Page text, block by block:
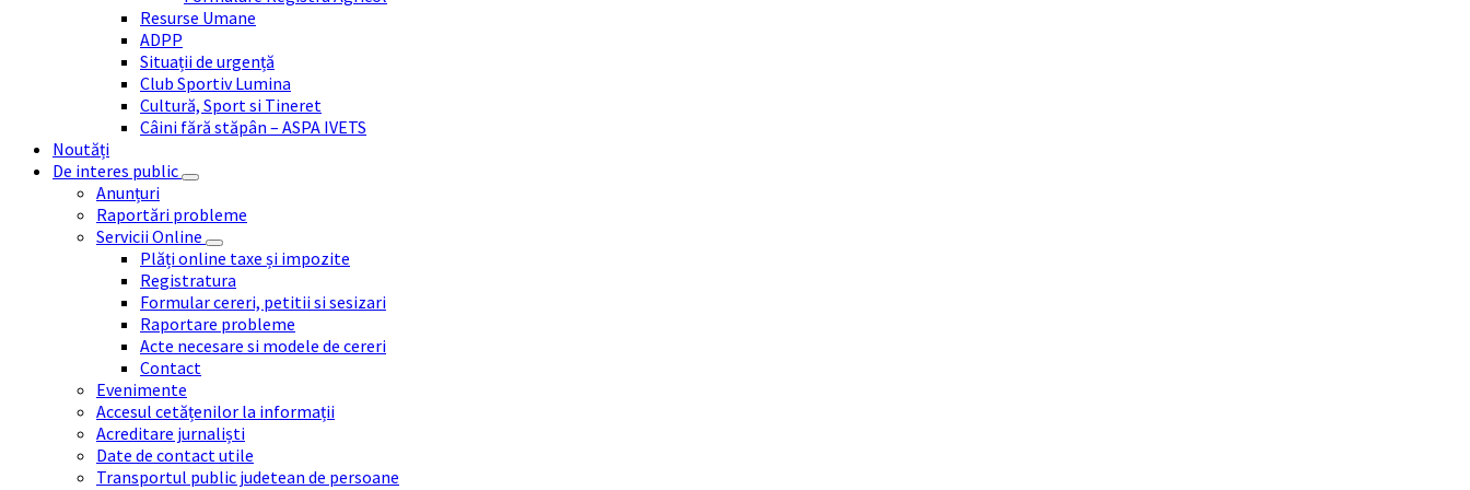
Resurse Umane
ADPP
Situații de urgență
Club Sportiv Lumina
Cultură, Sport si Tineret
Câini fără stăpân – ASPA IVETS
Noutăți
De interes public
Anunțuri
Raportări probleme
Servicii Online
Plăți online taxe și impozite
Registratura
Formular cereri, petitii si sesizari
Raportare probleme
Acte necesare si modele de cereri
Contact
Evenimente
Accesul cetățenilor la informații
Acreditare jurnaliști
Date de contact utile
Transportul public judetean de persoane